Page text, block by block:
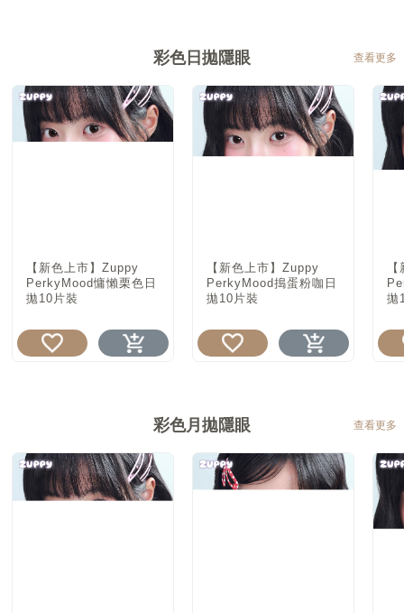
彩色日拋隱眼 查看更多
【新色上市】Zuppy
PerkyMood慵懶栗色日
拋10片裝
【新色上市】Zuppy
PerkyMood搗蛋粉咖日
拋10片裝
拋
彩色月拋隱眼 查看更多